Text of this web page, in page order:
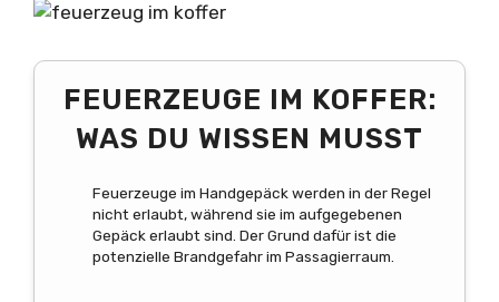
FEUERZEUGE IM KOFFER:
WAS DU WISSEN MUSST
Feuerzeuge im Handgepäck werden in der Regel
nicht erlaubt, während sie im aufgegebenen
Gepäck erlaubt sind. Der Grund dafür ist die
potenzielle Brandgefahr im Passagierraum.